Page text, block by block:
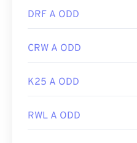
DRF A ODD
CRW A ODD
K25 A ODD
RWL A ODD